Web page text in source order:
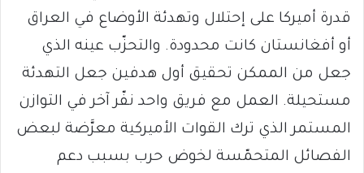
قدرة أميركا على إحتلال وتهدئة الأوضاع في العراق
أو أفغانستان كانت محدودة. والتحزّب عينه الذي
جعل من الممكن تحقيق أول هدفين جعل التهدئة
مستحيلة. العمل مع فريق واحد نفّر آخر في التوازن
المستمر الذي ترك القوات الأميركية معرَّضة لبعض
الفصائل المتحمّسة لخوض حرب بسبب دعم